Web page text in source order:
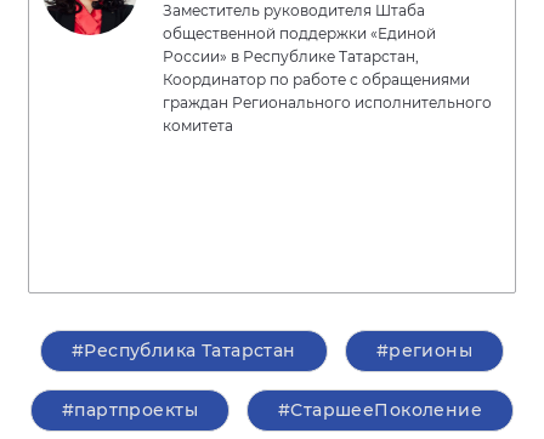
Заместитель руководителя Штаба
общественной поддержки «Единой
России» в Республике Татарстан,
Координатор по работе с обращениями
граждан Регионального исполнительного
комитета
#Республика Татарстан #регионы
#партпроекты #СтаршееПоколение